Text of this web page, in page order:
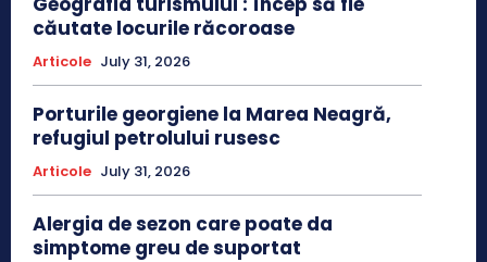
căutate locurile răcoroase
Articole July 31, 2026
Porturile georgiene la Marea Neagră,
refugiul petrolului rusesc
Articole July 31, 2026
Alergia de sezon care poate da
simptome greu de suportat